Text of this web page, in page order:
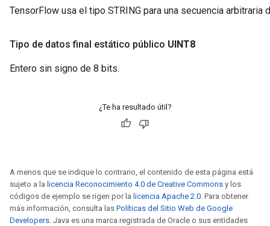
TensorFlow usa el tipo STRING para una secuencia arbitraria
Tipo de datos final estático público UINT8
Entero sin signo de 8 bits.
¿Te ha resultado útil?
A menos que se indique lo contrario, el contenido de esta página está
sujeto a la licencia Reconocimiento 4.0 de Creative Commons y los
códigos de ejemplo se rigen por la licencia Apache 2.0. Para obtener
más información, consulta las Políticas del Sitio Web de Google
Developers. Java es una marca registrada de Oracle o sus entidades